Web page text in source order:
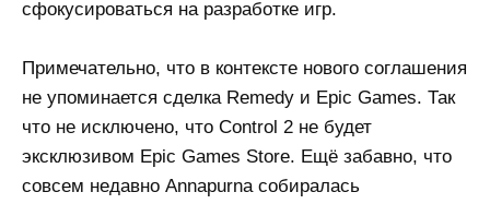
сфокусироваться на разработке игр.
Примечательно, что в контексте нового соглашения
не упоминается сделка Remedy и Epic Games. Так
что не исключено, что Control 2 не будет
эксклюзивом Epic Games Store. Ещё забавно, что
совсем недавно Annapurna собиралась